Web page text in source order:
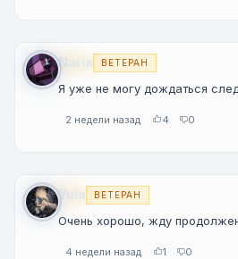
Naria ВЕТЕРАН
Я уже не могу дождаться
2 недели назад 4 0
Yula ВЕТЕРАН
Очень хорошо, жду
4 недели назад 1 0